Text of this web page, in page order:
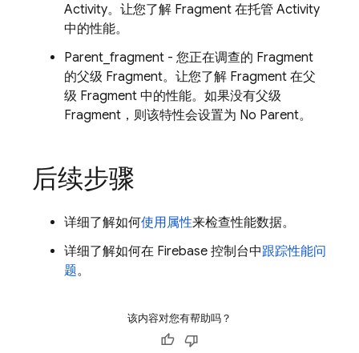
Activity。让您了解 Fragment 在托管 Activity
中的性能。
Parent_fragment - 您正在调查的 Fragment
的父级 Fragment。让您了解 Fragment 在父
级 Fragment 中的性能。如果没有父级
Fragment，则该特性会设置为 No Parent。
后续步骤
详细了解如何使用属性来检查性能数据。
详细了解如何在 Firebase 控制台中跟踪性能问
题。
该内容对您有帮助吗？